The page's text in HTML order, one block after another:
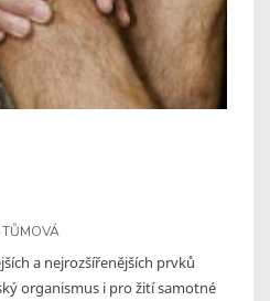
a nejrozšířenějších prvků
organismus i pro žití samotné